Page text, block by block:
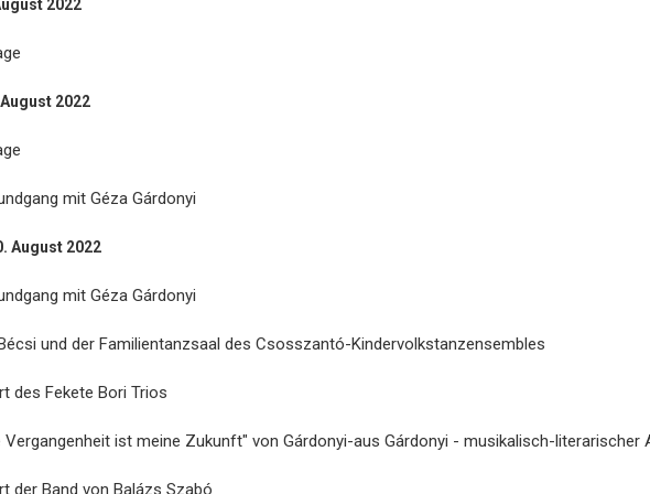
2022
2022
mit Géza Gárdonyi
August 2022
mit Géza Gárdonyi
und der Familientanzsaal des Csosszantó-Kindervolkstanzensembles
des Fekete Bori Trios
Vergangenheit ist meine Zukunft" von Gárdonyi-aus Gárdonyi - musikalisch-literarischer
der Band von Balázs Szabó